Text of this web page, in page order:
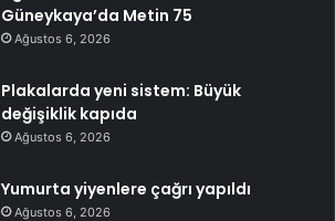
Güneykaya’da Metin 75
Ağustos 6, 2026
Plakalarda yeni sistem: Büyük
değişiklik kapıda
Ağustos 6, 2026
Yumurta yiyenlere çağrı yapıldı
Ağustos 6, 2026